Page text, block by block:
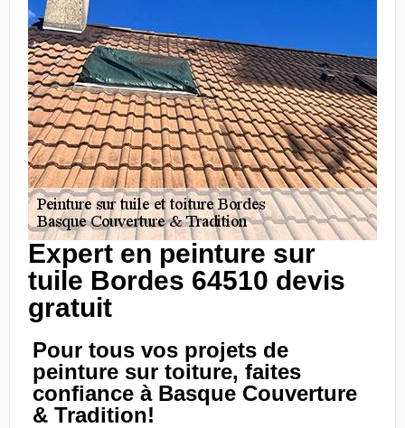
Expert en peinture sur
tuile Bordes 64510 devis
gratuit
Pour tous vos projets de
peinture sur toiture, faites
confiance à Basque Couverture
& Tradition!